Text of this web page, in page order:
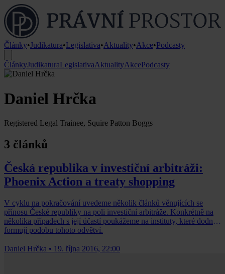
Články•Judikatura•Legislativa•Aktuality•Akce•Podcasty
ČlánkyJudikaturaLegislativaAktualityAkcePodcasty
Daniel Hrčka
Registered Legal Trainee, Squire Patton Boggs
3 článků
Česká republika v investiční arbitráži:
Phoenix Action a treaty shopping
V cyklu na pokračování uvedeme několik článků věnujících se
přínosu České republiky na poli investiční arbitráže. Konkrétně na
několika případech s její účastí poukážeme na instituty, které dodnes
formují podobu tohoto odvětví.
Daniel Hrčka • 19. října 2016, 22:00